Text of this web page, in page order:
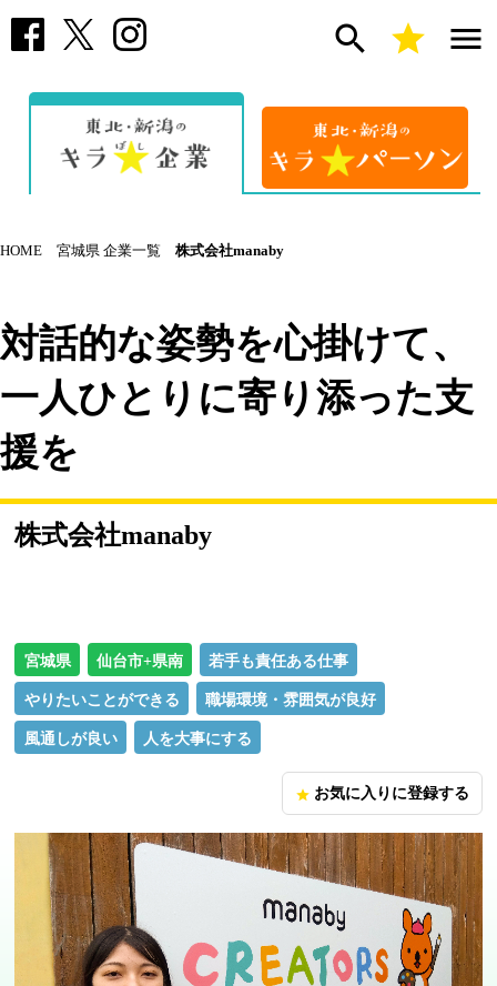
search star menu
HOME 宮城県 企業一覧 株式会社manaby
対話的な姿勢を心掛けて、
一人ひとりに寄り添った支
援を
株式会社manaby
宮城県 仙台市+県南 若手も責任ある仕事
やりたいことができる 職場環境・雰囲気が良好
風通しが良い 人を大事にする
star お気に入りに登録する